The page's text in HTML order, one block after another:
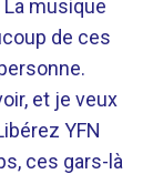
La musique
de ces
et je veux
YFN
ces gars-là